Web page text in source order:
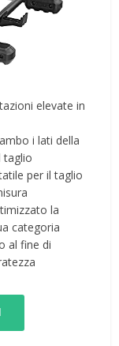
elevate in
i lati della
taglio
per il taglio
la
categoria
al fine di